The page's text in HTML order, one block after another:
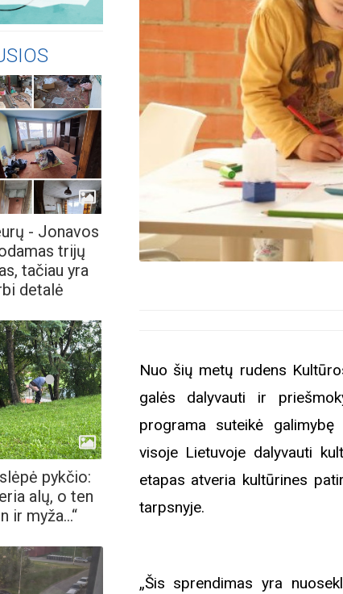
- Jonavos
trijų
tačiau yra
detalė
pykčio:
alų, o ten
ir myža...“
Nuo šių metų rudens
galės dalyvauti ir
programa suteikė
visoje Lietuvoje dalyvauti
etapas atveria kultūrines
tarpsnyje.
„Šis sprendimas yra